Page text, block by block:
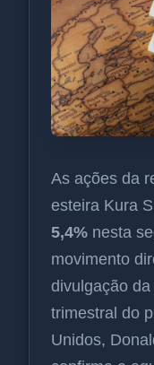
As ações da
esteira Kura
5,4% nesta
movimento
divulgação
trimestral do
Unidos,